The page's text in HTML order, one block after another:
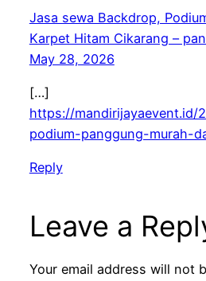
Jasa sewa Backdrop,
Karpet Hitam Cikarang –
May 28, 2026
[…]
https://mandirijayaevent.id/
podium-panggung-murah-
Reply
Leave a
Your email address will not